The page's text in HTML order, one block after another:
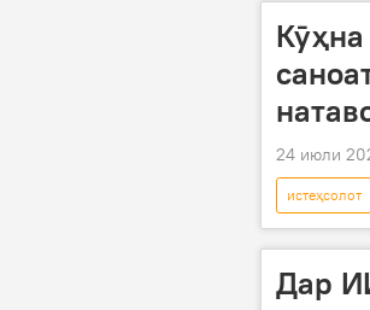
24 июли
истеҳсолот
Дар